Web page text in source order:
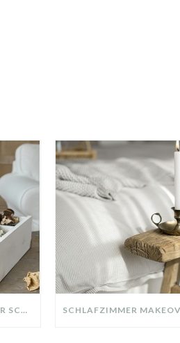
DIY-DEKO-TABLETT AUS ALTER SCHUBLADE – NACHHALTIGE HERBSTDEKO SELBER MACHEN!